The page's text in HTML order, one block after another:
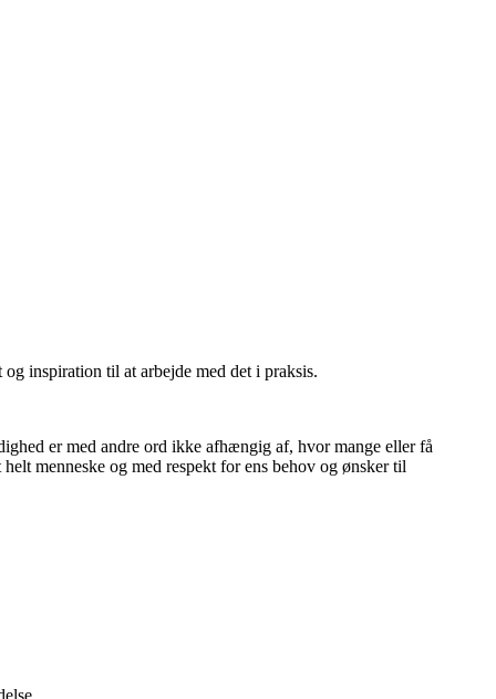
inspiration til at arbejde med det i praksis.
er med andre ord ikke afhængig af, hvor mange eller få
menneske og med respekt for ens behov og ønsker til